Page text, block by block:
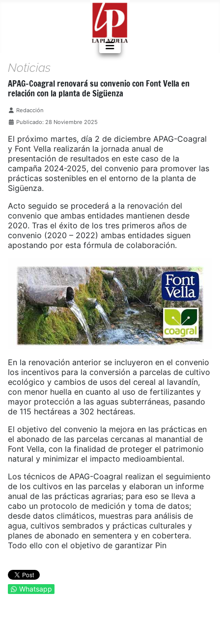
Noticias
APAG-Coagral renovará su convenio con Font Vella en
relación con la planta de Sigüenza
Detalles
Redacción
Publicado: 28 Noviembre 2025
El próximo martes, día 2 de diciembre APAG-Coagral
y Font Vella realizarán la jornada anual de
presentación de resultados en este caso de la
campaña 2024-2025, del convenio para promover las
prácticas sostenibles en el entorno de la planta de
Sigüenza.
Acto seguido se procederá a la renovación del
convenio que ambas entidades mantienen desde
2020. Tras el éxito de los tres primeros años de
convenio (2020 – 2022) ambas entidades siguen
apostando por esta fórmula de colaboración.
En la renovación anterior se incluyeron en el convenio
los incentivos para la conversión a parcelas de cultivo
ecológico y cambios de usos del cereal al lavandín,
con menor huella en cuanto al uso de fertilizantes y
mayor protección a las aguas subterráneas, pasando
de 115 hectáreas a 302 hectáreas.
El objetivo del convenio la mejora en las prácticas en
el abonado de las parcelas cercanas al manantial de
Font Vella, con la finalidad de proteger el patrimonio
natural y minimizar el impacto medioambiental.
Los técnicos de APAG-Coagral realizan el seguimiento
de los cultivos en las parcelas y elaboran un informe
anual de las prácticas agrarias; para eso se lleva a
cabo un protocolo de medición y toma de datos;
desde datos climáticos, muestras para análisis de
agua, cultivos sembrados y prácticas culturales y
planes de abonado en sementera y en cobertera.
Todo ello con el objetivo de garantizar Pin
Whatsapp